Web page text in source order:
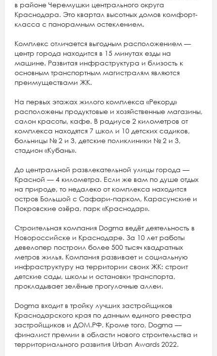
в районе Черемушки центрального округа
Краснодара. Это квартал высотных домов комфорт-
класса с панорамным остеклением.
Комплекс отличается выгодным расположением —
центр города находится в 15 минутах езды на
машине. Развитая инфраструктура и близость к
основным транспортным магистралям являются
преимуществами ЖК.
На первых этажах жилого комплекса «Рекорд»
расположены продуктовые и хозяйственные магазины,
салон красоты, кафе. В радиусе 2 километров от
комплекса находятся 7 школ и 10 детских садиков,
больницы № 2 и 3, детские поликлиники № 2 и 3,
стадион «Кубань».
До центральной развлекательной улицы города —
Красной — 4 километра. Если же вам по душе отдых
на природе, то недалеко от комплекса находится
остров Большой с Сафари-парком, Карасунские и
Покровские озёра, парк «Краснодар».
Строительная компания Dogma ведёт деятельность в
Новороссийске и Краснодаре. За 10 лет работы
девелопер построил более 500 тысяч квадратных
метров жилья. Компания развивает и социальную
инфраструктуру на территории своих ЖК: строит
детские сады, школы и остановки транспорта,
прокладывает зелёные прогулочные аллеи.
Dogma входит в тройку лучших застройщиков
Краснодарского края по данным единого реестра
застройщиков и ДОМ.РФ. Кроме того, Dogma —
финалист премии в области нового строительства и
территориального развития Urban Awards 2022.